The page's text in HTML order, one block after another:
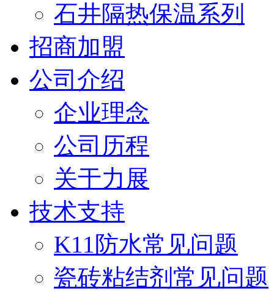
石井隔热保温系列
招商加盟
公司介绍
企业理念
公司历程
关于力展
技术支持
K11防水常见问题
瓷砖粘结剂常见问题